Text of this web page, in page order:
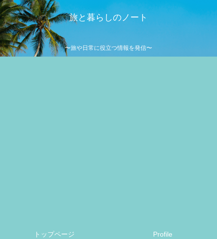
旅と暮らしのノート
〜旅や日常に役立つ情報を発信〜
トップページ Profile